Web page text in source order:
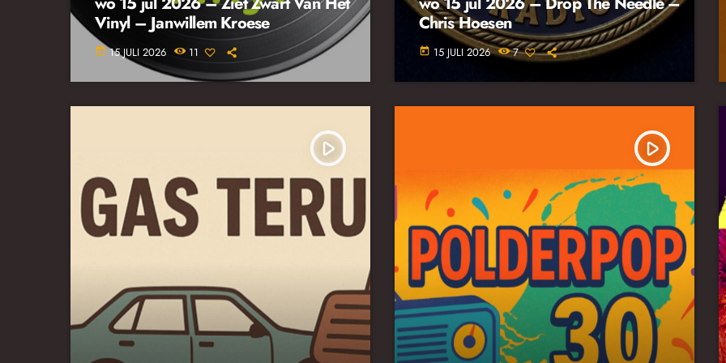
Vinyl – Janwillem Kroese
today 15 JULI 2026 11
Chris Hoesen
today 15 JULI 2026 7
play_arrow play_arrow